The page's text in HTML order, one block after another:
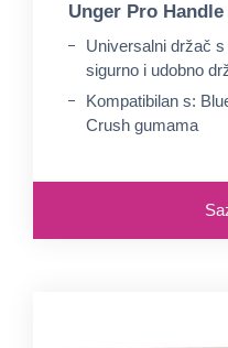
Unger Pro Handle
Universalni držač
sigurno i udobno
Kompatibilan s:
Crush gumama